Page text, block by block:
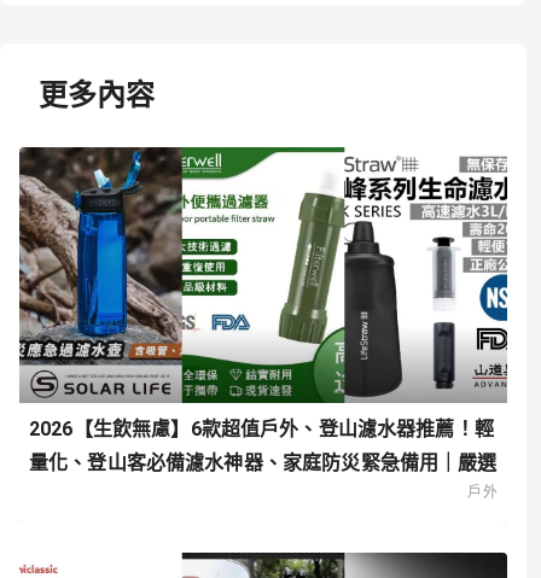
更多內容
2026【生飲無慮】6款超值戶外、登山濾水器推薦！輕
量化、登山客必備濾水神器、家庭防災緊急備用｜嚴選
戶外